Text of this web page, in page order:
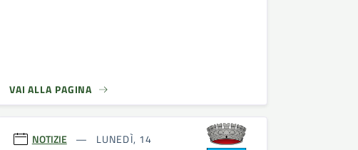
VAI ALLA PAGINA
NOTIZIE
LUNEDÌ, 14